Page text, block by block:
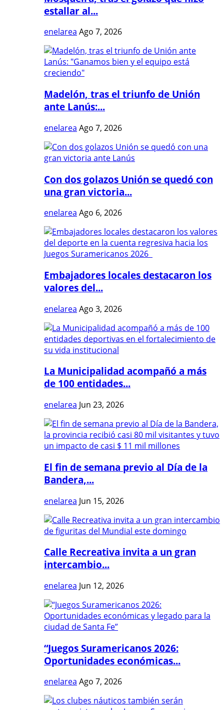
estallar al...
enelarea Ago 7, 2026
Madelón, tras el triunfo de Unión
ante Lanús:...
enelarea Ago 7, 2026
Con dos golazos Unión se quedó con
una gran victoria...
enelarea Ago 6, 2026
Embajadores locales destacaron los
valores del...
enelarea Ago 3, 2026
La Municipalidad acompañó a más
de 100 entidades...
enelarea Jun 23, 2026
El fin de semana previo al Día de la
Bandera,...
enelarea Jun 15, 2026
Calle Recreativa invita a un gran
intercambio...
enelarea Jun 12, 2026
“Juegos Suramericanos 2026:
Oportunidades económicas...
enelarea Ago 7, 2026